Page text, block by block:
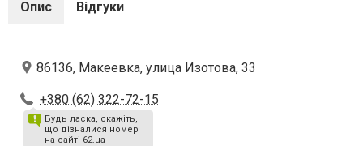
Опис Відгуки
86136, Макеевка, улица Изотова, 33
+380 (62) 322-72-15
Будь ласка, скажіть,
що дізналися номер
на сайті 62.ua